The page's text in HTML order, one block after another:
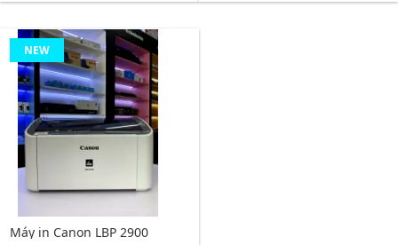
NEW
Máy in Canon LBP 2900